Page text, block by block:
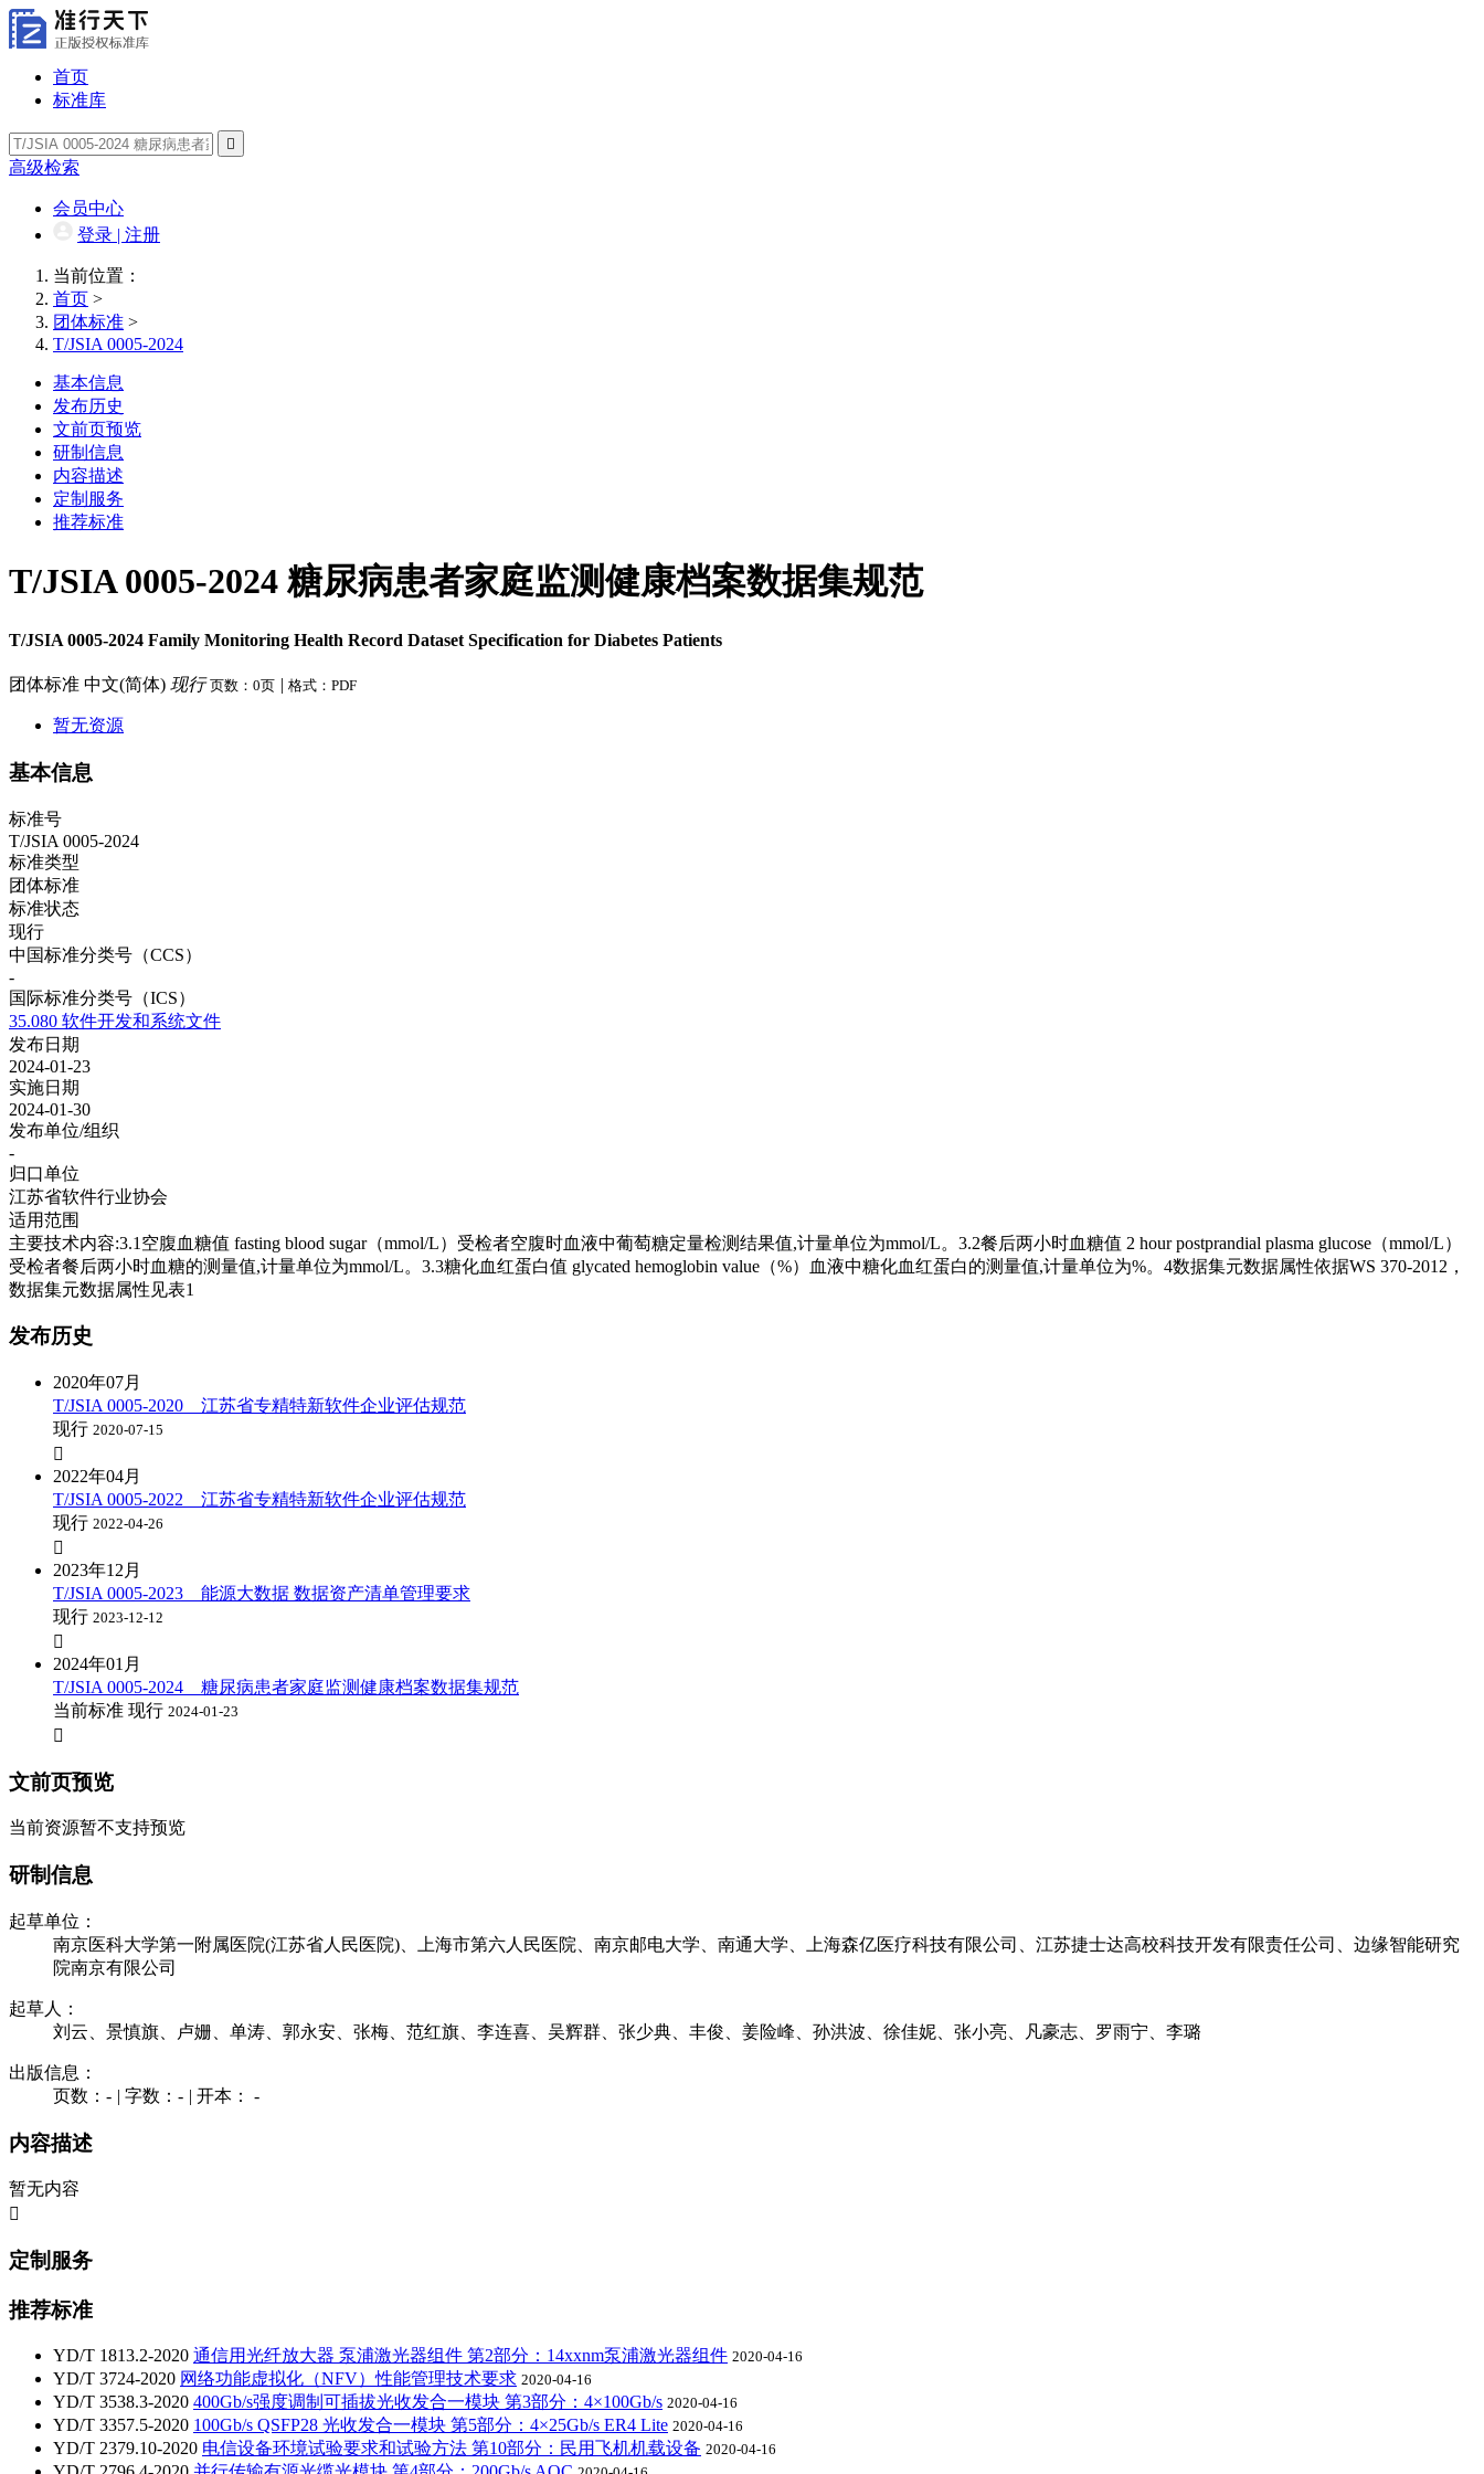
首页
标准库

高级检索
会员中心
登录 | 注册
当前位置：
首页 >
团体标准 >
T/JSIA 0005-2024
基本信息
发布历史
文前页预览
研制信息
内容描述
定制服务
推荐标准
T/JSIA 0005-2024 糖尿病患者家庭监测健康档案数据集规范
T/JSIA 0005-2024 Family Monitoring Health Record Dataset Specification for Diabetes Patients
团体标准 中文(简体) 现行 页数：0页 | 格式：PDF
暂无资源
基本信息
标准号
T/JSIA 0005-2024
标准类型
团体标准
标准状态
现行
中国标准分类号（CCS）
-
国际标准分类号（ICS）
35.080 软件开发和系统文件
发布日期
2024-01-23
实施日期
2024-01-30
发布单位/组织
-
归口单位
江苏省软件行业协会
适用范围
主要技术内容:3.1空腹血糖值 fasting blood sugar（mmol/L）受检者空腹时血液中葡萄糖定量检测结果值,计量单位为mmol/L。3.2餐后两小时血糖值 2 hour postprandial plasma glucose（mmol/L）
受检者餐后两小时血糖的测量值,计量单位为mmol/L。3.3糖化血红蛋白值 glycated hemoglobin value（%）血液中糖化血红蛋白的测量值,计量单位为%。4数据集元数据属性依据WS 370-2012，
数据集元数据属性见表1
发布历史
2020年07月
T/JSIA 0005-2020 江苏省专精特新软件企业评估规范
现行 2020-07-15

2022年04月
T/JSIA 0005-2022 江苏省专精特新软件企业评估规范
现行 2022-04-26

2023年12月
T/JSIA 0005-2023 能源大数据 数据资产清单管理要求
现行 2023-12-12

2024年01月
T/JSIA 0005-2024 糖尿病患者家庭监测健康档案数据集规范
当前标准 现行 2024-01-23

文前页预览
当前资源暂不支持预览
研制信息
起草单位：
南京医科大学第一附属医院(江苏省人民医院)、上海市第六人民医院、南京邮电大学、南通大学、上海森亿医疗科技有限公司、江苏捷士达高校科技开发有限责任公司、边缘智能研究
院南京有限公司
起草人：
刘云、景慎旗、卢姗、单涛、郭永安、张梅、范红旗、李连喜、吴辉群、张少典、丰俊、姜险峰、孙洪波、徐佳妮、张小亮、凡豪志、罗雨宁、李璐
出版信息：
页数：- | 字数：- | 开本： -
内容描述
暂无内容

定制服务
推荐标准
YD/T 1813.2-2020 通信用光纤放大器 泵浦激光器组件 第2部分：14xxnm泵浦激光器组件 2020-04-16
YD/T 3724-2020 网络功能虚拟化（NFV）性能管理技术要求 2020-04-16
YD/T 3538.3-2020 400Gb/s强度调制可插拔光收发合一模块 第3部分：4×100Gb/s 2020-04-16
YD/T 3357.5-2020 100Gb/s QSFP28 光收发合一模块 第5部分：4×25Gb/s ER4 Lite 2020-04-16
YD/T 2379.10-2020 电信设备环境试验要求和试验方法 第10部分：民用飞机机载设备 2020-04-16